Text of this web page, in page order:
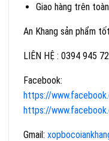
Giao hàng trên
An Khang sản phẩm
LIÊN HỆ : 0394 945
Facebook:
https://
https://
Gmail: